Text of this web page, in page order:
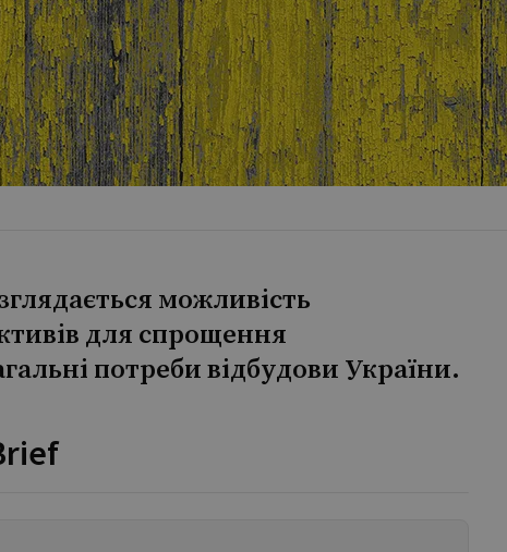
можливість
для спрощення
потреби відбудови України.